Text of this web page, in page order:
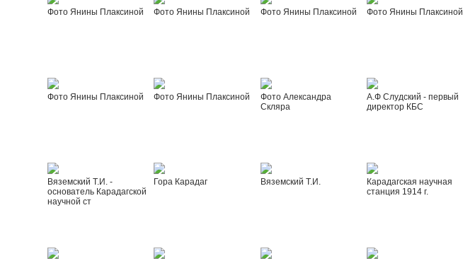
Фото Янины Плаксиной Фото Янины Плаксиной Фото Янины Плаксиной Фото Янины Плаксиной
Фото Янины Плаксиной Фото Янины Плаксиной
Фото Александра
Скляра
А.Ф Слудский - первый
директор КБС
Вяземский Т.И. -
основатель Карадагской
научной ст
Гора Карадаг Вяземский Т.И.
Карадагская научная
станция 1914 г.